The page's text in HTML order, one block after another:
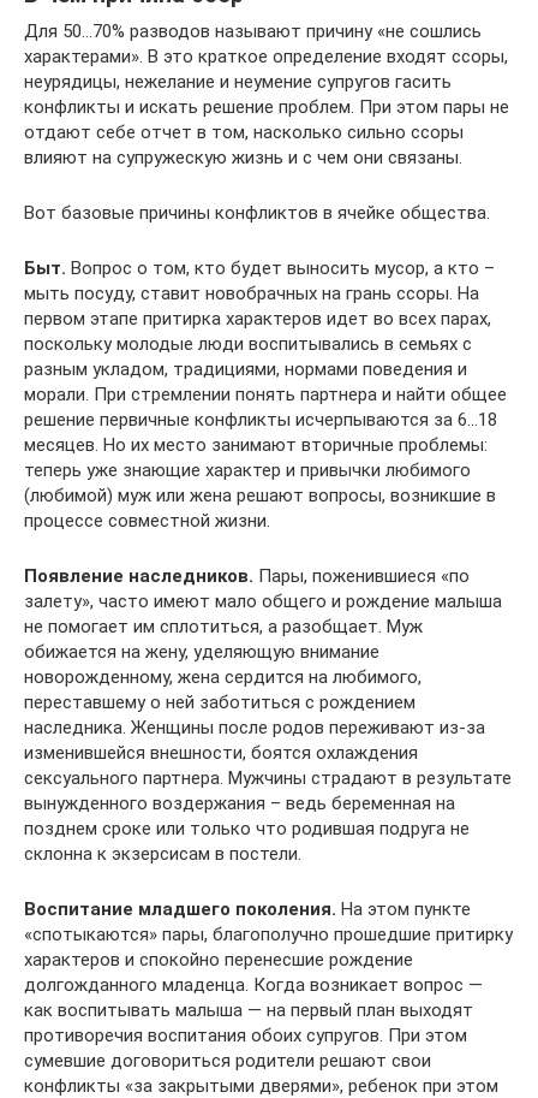
Для 50…70% разводов называют причину «не сошлись
характерами». В это краткое определение входят ссоры,
неурядицы, нежелание и неумение супругов гасить
конфликты и искать решение проблем. При этом пары не
отдают себе отчет в том, насколько сильно ссоры
влияют на супружескую жизнь и с чем они связаны.
Вот базовые причины конфликтов в ячейке общества.
Быт. Вопрос о том, кто будет выносить мусор, а кто –
мыть посуду, ставит новобрачных на грань ссоры. На
первом этапе притирка характеров идет во всех парах,
поскольку молодые люди воспитывались в семьях с
разным укладом, традициями, нормами поведения и
морали. При стремлении понять партнера и найти общее
решение первичные конфликты исчерпываются за 6…18
месяцев. Но их место занимают вторичные проблемы:
теперь уже знающие характер и привычки любимого
(любимой) муж или жена решают вопросы, возникшие в
процессе совместной жизни.
Появление наследников. Пары, поженившиеся «по
залету», часто имеют мало общего и рождение малыша
не помогает им сплотиться, а разобщает. Муж
обижается на жену, уделяющую внимание
новорожденному, жена сердится на любимого,
переставшему о ней заботиться с рождением
наследника. Женщины после родов переживают из-за
изменившейся внешности, боятся охлаждения
сексуального партнера. Мужчины страдают в результате
вынужденного воздержания – ведь беременная на
позднем сроке или только что родившая подруга не
склонна к экзерсисам в постели.
Воспитание младшего поколения. На этом пункте
«спотыкаются» пары, благополучно прошедшие притирку
характеров и спокойно перенесшие рождение
долгожданного младенца. Когда возникает вопрос —
как воспитывать малыша — на первый план выходят
противоречия воспитания обоих супругов. При этом
сумевшие договориться родители решают свои
конфликты «за закрытыми дверями», ребенок при этом